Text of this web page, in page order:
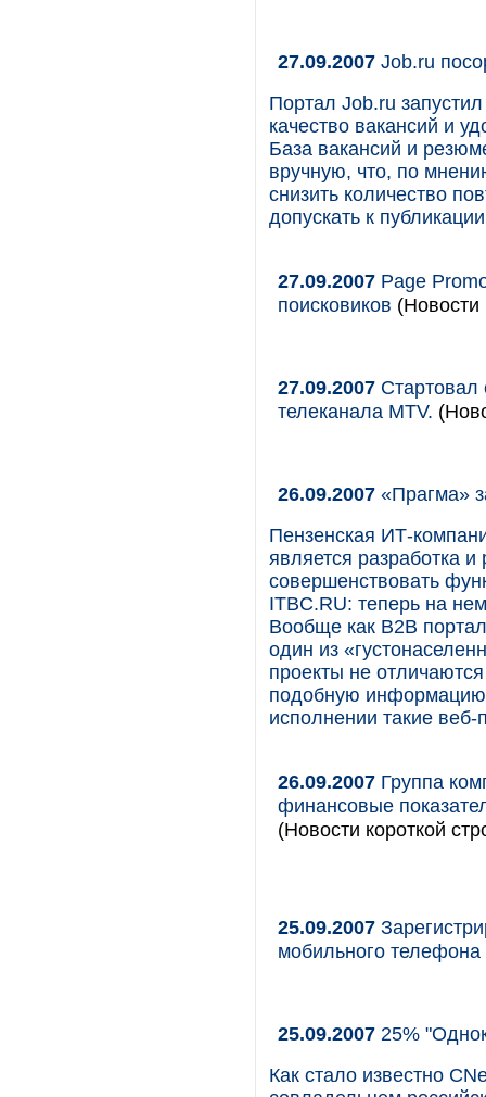
27.09.2007 Job.ru
Портал Job.ru
качество вакансий и
База вакансий и
вручную, что, по
снизить количество
допускать к
27.09.2007 Page
поисковиков (Новости
27.09.2007 Стартовал
телеканала MTV.
26.09.2007 «Прагма»
Пензенская ИТ-
является разработка
совершенствовать
ITBC.RU: теперь на
Вообще как B2B
один из
проекты не
подобную информацию
исполнении такие
26.09.2007 Группа
финансовые
(Новости короткой
25.09.2007
мобильного телефона
25.09.2007 25%
Как стало известно